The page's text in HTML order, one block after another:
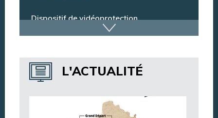
Dispositif de vidéoprotection
Annuaire des services
Annuaire des associations
Argentan Aujourd’hui
L'ACTUALITÉ